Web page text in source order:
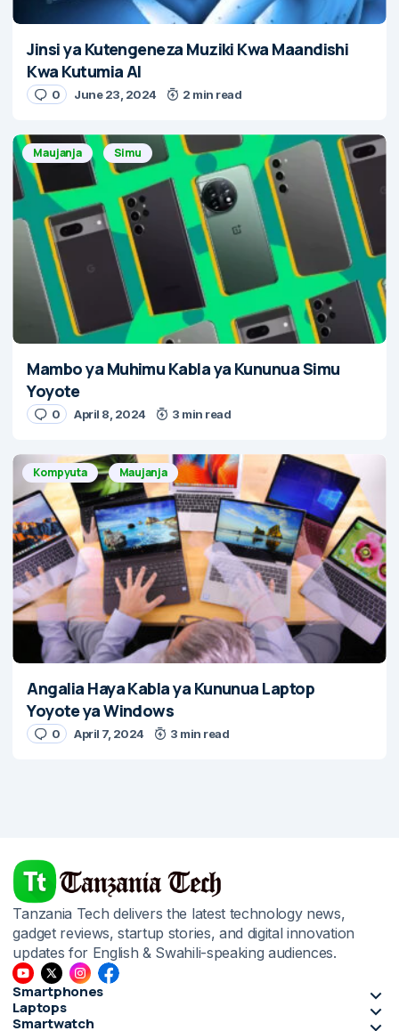
Jinsi ya Kutengeneza Muziki Kwa Maandishi
Kwa Kutumia AI
0 June 23, 2024 2 min read
Maujanja Simu
Mambo ya Muhimu Kabla ya Kununua Simu
Yoyote
0 April 8, 2024 3 min read
Kompyuta Maujanja
Angalia Haya Kabla ya Kununua Laptop
Yoyote ya Windows
0 April 7, 2024 3 min read
Tanzania Tech delivers the latest technology news,
gadget reviews, startup stories, and digital innovation
updates for English & Swahili-speaking audiences.
Smartphones
Laptops
Smartwatch